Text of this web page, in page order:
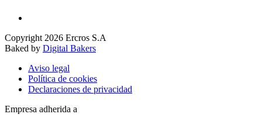
Copyright 2026 Ercros S.A
Baked by Digital Bakers
Aviso legal
Política de cookies
Declaraciones de privacidad
Empresa adherida a